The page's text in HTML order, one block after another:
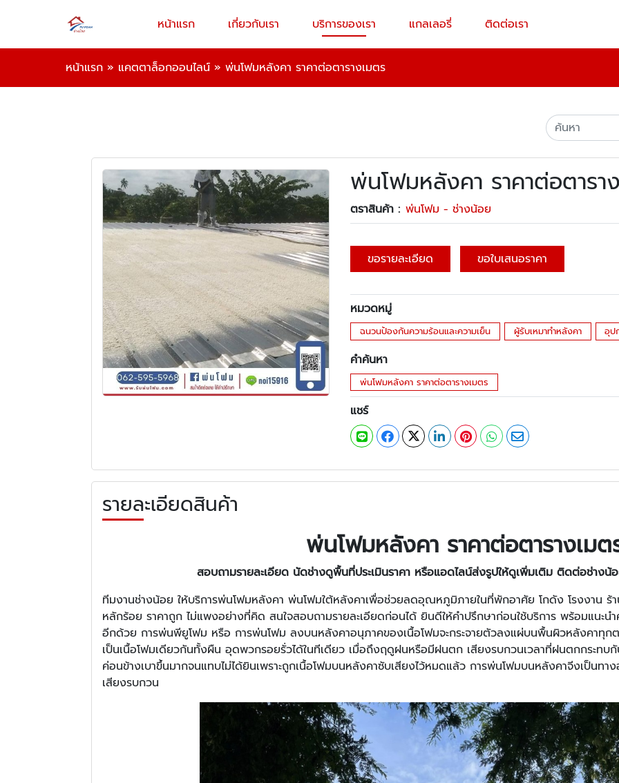
หน้าแรก เกี่ยวกับเรา บริการของเรา แกลเลอรี่ ติดต่อเรา
หน้าแรก » แคตตาล็อกออนไลน์ » พ่นโฟมหลังคา ราคาต่อตารางเมตร
พ่นโฟมหลังคา ราคาต่อตารา
ตราสินค้า : พ่นโฟม - ช่างน้อย
ขอรายละเอียด ขอใบเสนอราคา
หมวดหมู่
ฉนวนป้องกันความร้อนและความเย็น ผู้รับเหมาทำหลังคา อุป
คำค้นหา
พ่นโฟมหลังคา ราคาต่อตารางเมตร
แชร์
รายละเอียดสินค้า
พ่นโฟมหลังคา ราคาต่อตารางเมต
สอบถามรายละเอียด นัดช่างดูพื้นที่ประเมินราคา หรือแอดไลน์ส่งรูปให้ดูเพิ่มเติม ติดต่อช่างน้
ทีมงานช่างน้อย ให้บริการพ่นโฟมหลังคา พ่นโฟมใต้หลังคาเพื่อช่วยลดอุณหภูมิภายในที่พักอาศัย โกดัง โรงงาน ร้
หลักร้อย ราคาถูก ไม่แพงอย่างที่คิด สนใจสอบถามรายละเอียดก่อนได้ ยินดีให้คำปรึกษาก่อนใช้บริการ พร้อมแนะนำ
อีกด้วย การพ่นพียูโฟม หรือ การพ่นโฟม ลงบนหลังคาอนุภาคของเนื้อโฟมจะกระจายตัวลงแผ่บนพื้นผิวหลังคาทุกต
เป็นเนื้อโฟมเดียวกันทั้งผืน อุดพวกรอยรั่วได้ในทีเดียว เมื่อถึงฤดูฝนหรือมีฝนตก เสียงรบกวนเวลาที่ฝนตกกระทบ
ค่อนข้างเบาขึ้นมากจนแทบไม่ได้ยินเพราะถูกเนื้อโฟมบนหลังคาซับเสียงไว้หมดแล้ว การพ่นโฟมบนหลังคาจีงเป็นท
เสียงรบกวน